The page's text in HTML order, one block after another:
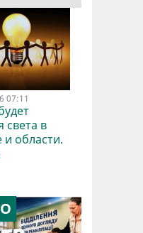
07:11
света в
области.